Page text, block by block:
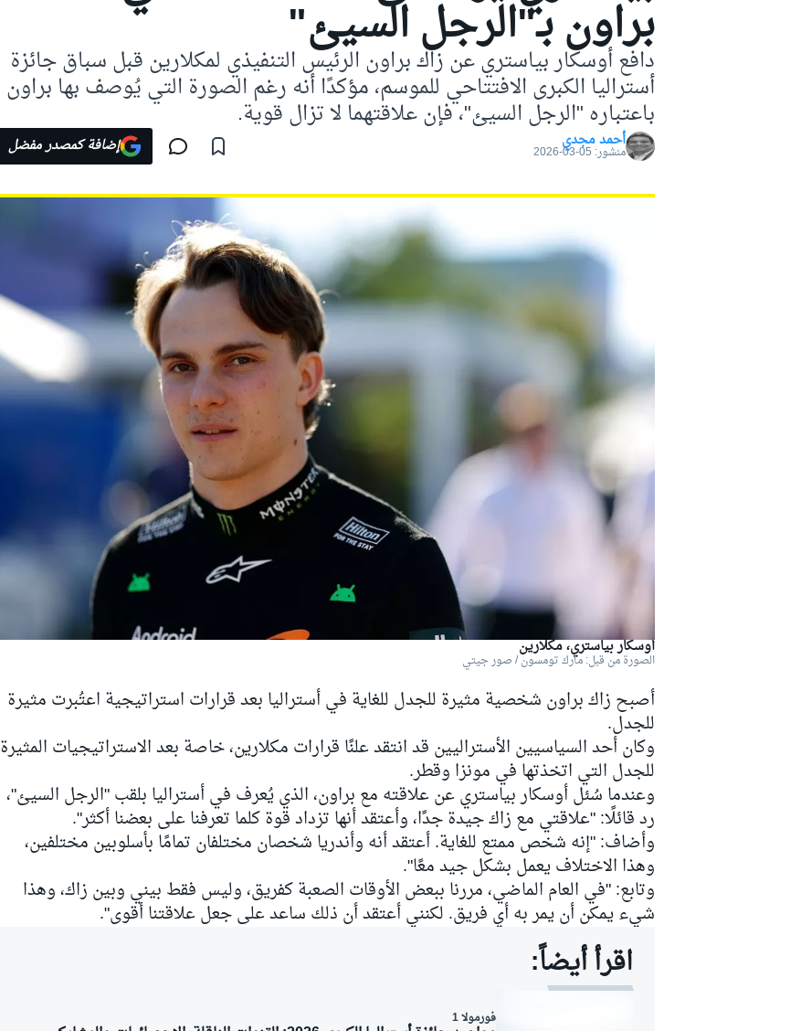
موتو جي بي
دبليو آر سي
سباقات التحمّل
براون بـ"الرجل السيئ"
دافع أوسكار بياستري عن زاك براون الرئيس التنفيذي لمكلارين قبل سباق جائزة
أستراليا الكبرى الافتتاحي للموسم، مؤكدًا أنه رغم الصورة التي يُوصف بها براون
باعتباره "الرجل السيئ"، فإن علاقتهما لا تزال قوية.
أحمد مجدي
منشور: 05-03-2026 إضافة كمصدر مفضل
أوسكار بياستري، مكلارين
الصورة من قبل: مارك تومسون / صور جيتي
أصبح زاك براون شخصية مثيرة للجدل للغاية في أستراليا بعد قرارات استراتيجية اعتُبرت مثيرة
للجدل.
وكان أحد السياسيين الأستراليين قد انتقد علنًا قرارات مكلارين، خاصة بعد الاستراتيجيات المثيرة
للجدل التي اتخذتها في مونزا وقطر.
وعندما سُئل أوسكار بياستري عن علاقته مع براون، الذي يُعرف في أستراليا بلقب "الرجل السيئ"،
رد قائلًا: "علاقتي مع زاك جيدة جدًا، وأعتقد أنها تزداد قوة كلما تعرفنا على بعضنا أكثر".
وأضاف: "إنه شخص ممتع للغاية. أعتقد أنه وأندريا شخصان مختلفان تمامًا بأسلوبين مختلفين،
وهذا الاختلاف يعمل بشكل جيد معًا".
وتابع: "في العام الماضي، مررنا ببعض الأوقات الصعبة كفريق، وليس فقط بيني وبين زاك، وهذا
شيء يمكن أن يمر به أي فريق. لكنني أعتقد أن ذلك ساعد على جعل علاقتنا أقوى".
اقرأ أيضاً:
فورمولا 1